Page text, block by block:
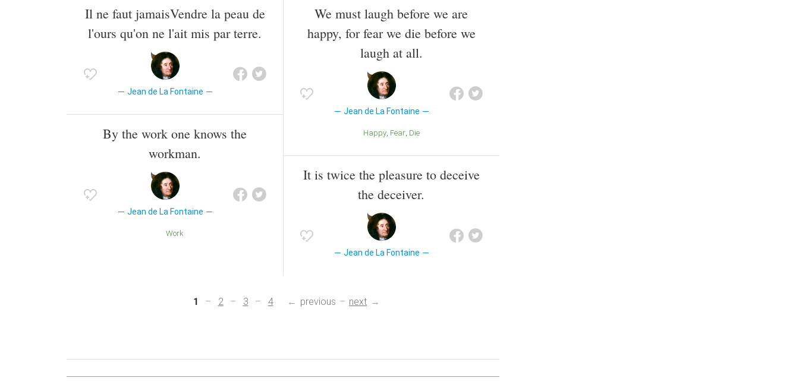
Il ne faut jamaisVendre la peau de
l'ours qu'on ne l'ait mis par terre.
Jean de La Fontaine
By the work one knows the
workman.
Jean de La Fontaine
Work
We must laugh before we are
happy, for fear we die before we
laugh at all.
Jean de La Fontaine
Happy Fear Die
It is twice the pleasure to deceive
the deceiver.
Jean de La Fontaine
1 2 3 4 previous next